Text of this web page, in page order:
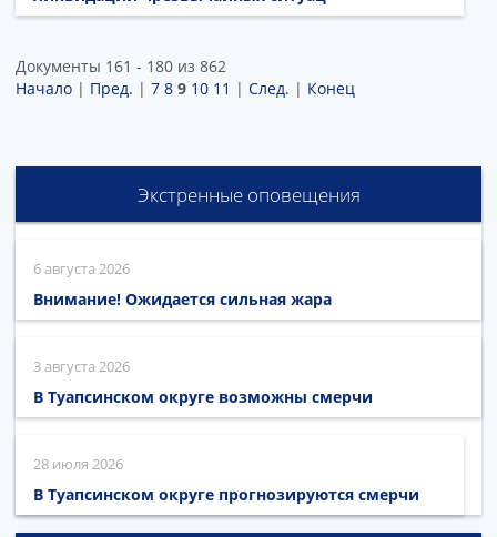
Документы 161 - 180 из 862
Начало | Пред. | 7 8 9 10 11 | След. | Конец
Экстренные оповещения
6 августа 2026
Внимание! Ожидается сильная жара
3 августа 2026
В Туапсинском округе возможны смерчи
28 июля 2026
В Туапсинском округе прогнозируются смерчи